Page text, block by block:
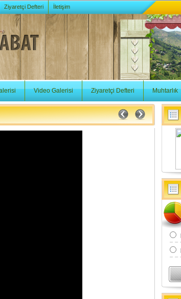
Ziyaretçi Defteri İletişim
Video Galerisi Ziyaretçi Defteri Muhtarlık